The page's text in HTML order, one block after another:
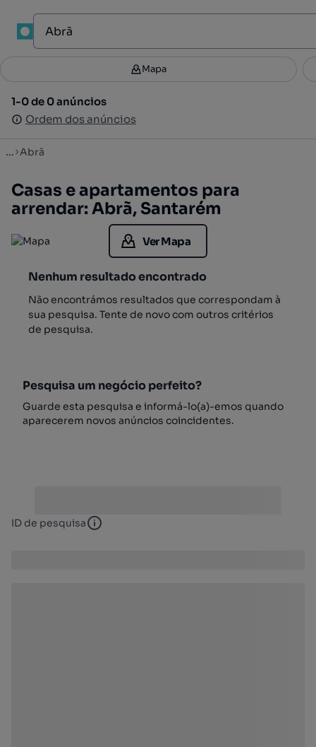
Filtros 2
1-0 de 0 anúncios
Ordem dos anúncios
Mapa
1-0 de 0 anúncios
Ordem dos anúncios
... Abrã
Casas e apartamentos para
arrendar: Abrã, Santarém
Ver Mapa
Nenhum resultado encontrado
Não encontrámos resultados que correspondam à
sua pesquisa. Tente de novo com outros critérios
de pesquisa.
Pesquisa um negócio perfeito?
Guarde esta pesquisa e informá-lo(a)-emos quando
aparecerem novos anúncios coincidentes.
ID de pesquisa ID de pesquisa